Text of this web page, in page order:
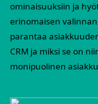
ominaisuuksiin ja
erinomaisen
parantaa
CRM ja miksi se on
monipuolinen